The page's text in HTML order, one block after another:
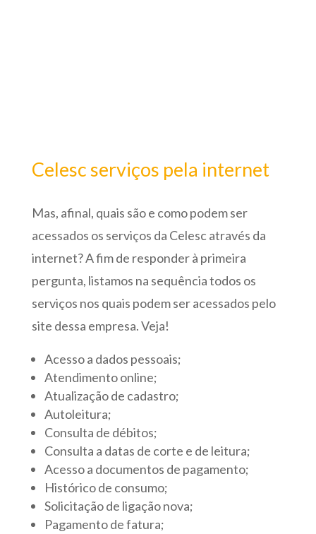
Celesc serviços pela internet
Mas, afinal, quais são e como podem ser
acessados os serviços da Celesc através da
internet? A fim de responder à primeira
pergunta, listamos na sequência todos os
serviços nos quais podem ser acessados pelo
site dessa empresa. Veja!
Acesso a dados pessoais;
Atendimento online;
Atualização de cadastro;
Autoleitura;
Consulta de débitos;
Consulta a datas de corte e de leitura;
Acesso a documentos de pagamento;
Histórico de consumo;
Solicitação de ligação nova;
Pagamento de fatura;